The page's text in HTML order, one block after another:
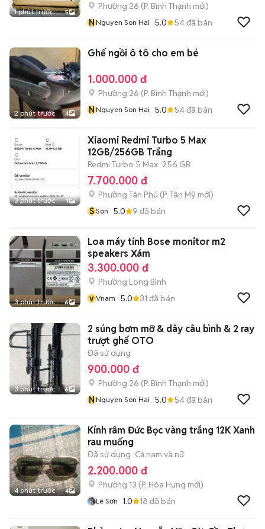
1 phút trước 5
Phường 26 (P. Bình Thạnh mới)
NNguyen Son Hai 5.0 54đã bán
2 phút trước 4
Ghế ngồi ô tô cho em bé
1.000.000 đ
Phường 26 (P. Bình Thạnh mới)
NNguyen Son Hai 5.0 54đã bán
3 phút trước 1
Xiaomi Redmi Turbo 5 Max
12GB/256GB Trắng
Redmi Turbo 5 Max 256 GB
7.700.000 đ
Phường Tân Phú (P. Tân Mỹ mới)
S Son 5.0 9 đã bán
3 phút trước 6
Loa máy tính Bose monitor m2
speakers Xám
3.300.000 đ
Phường Long Bình
v Vnam 5.0 31 đã bán
3 phút trước 6
2 súng bơm mỡ & dây câu bình & 2 ray
trượt ghế OTO
Đã sử dụng
900.000 đ
Phường 26 (P. Bình Thạnh mới)
NNguyen Son Hai 5.0 54đã bán
4 phút trước 4
Kính râm Đức Bọc vàng trắng 12K Xanh
rau muống
Đã sử dụng Cả nam và nữ
2.200.000 đ
Phường 13 (P. Hòa Hưng mới)
Lê Sơn 1.0 18 đã bán